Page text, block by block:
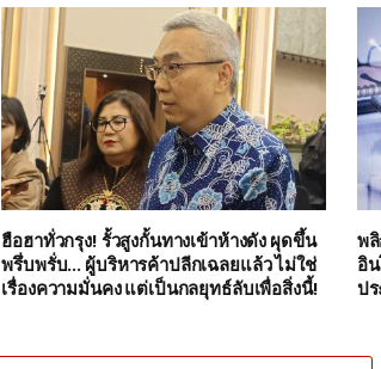
ฮือฮาทั่วกรุง! รั้วสูงกั้นทางเข้าห้างดัง ผุดขึ้น
พรึ่บพรั่บ… ผู้บริหารค้าปลีกเฉลยแล้ว ไม่ใช่
เรื่องความมั่นคง แต่เป็นกลยุทธ์ลับเพื่อสิ่งนี้!
พ
อิ
ปร